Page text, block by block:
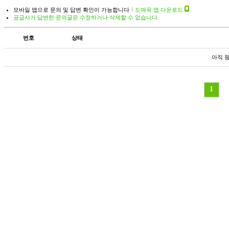
모바일 앱으로 문의 및 답변 확인이 가능합니다
도매꾹 앱 다운로드
공급사가 답변한 문의글은 수정하거나 삭제할 수 없습니다.
번호 상태
아직
1